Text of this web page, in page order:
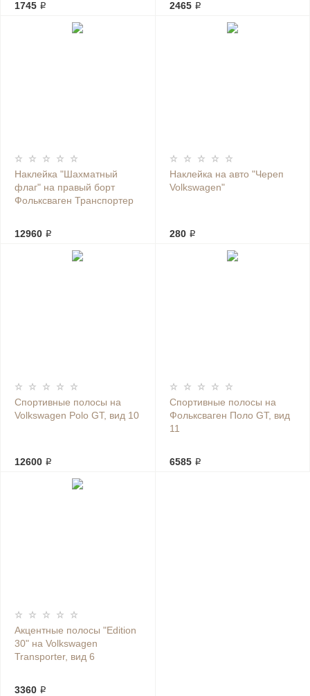
1745 ₽ 2465 ₽
Наклейка "Шахматный
флаг" на правый борт
Фольксваген Транспортер
12960 ₽
Наклейка на авто "Череп
Volkswagen"
280 ₽
Спортивные полосы на
Volkswagen Polo GT, вид 10
12600 ₽
Спортивные полосы на
Фольксваген Поло GT, вид
11
6585 ₽
Акцентные полосы "Edition
30" на Volkswagen
Transporter, вид 6
3360 ₽